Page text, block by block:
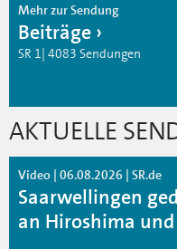
Mehr zur Sendung
Beiträge
SR 1| 4083 Sendungen
AKTUELLE
Video | 06.08.2026 | SR.de
Saarwellingen
an Hiroshima